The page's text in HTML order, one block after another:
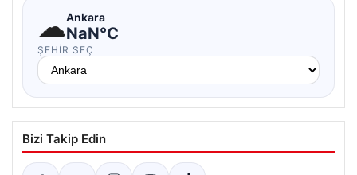
☁Ankara
NaN°C
ŞEHIR SEÇ
Bizi Takip Edin